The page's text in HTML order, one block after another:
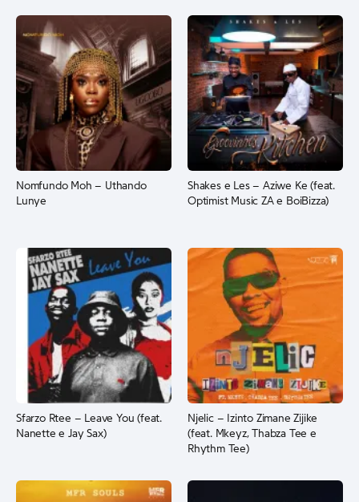
Nomfundo Moh – Uthando
Lunye
Shakes e Les – Aziwe Ke (feat.
Optimist Music ZA e BoiBizza)
Sfarzo Rtee – Leave You (feat.
Nanette e Jay Sax)
Njelic – Izinto Zimane Zijike
(feat. Mkeyz, Thabza Tee e
Rhythm Tee)